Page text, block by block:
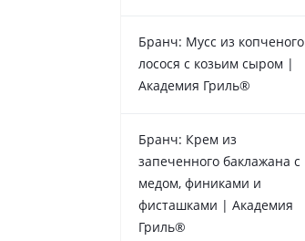
Бранч: Мусс из копченого
лосося с козьим сыром |
Академия Гриль®
Бранч: Крем из
запеченного баклажана с
медом, финиками и
фисташками | Академия
Гриль®